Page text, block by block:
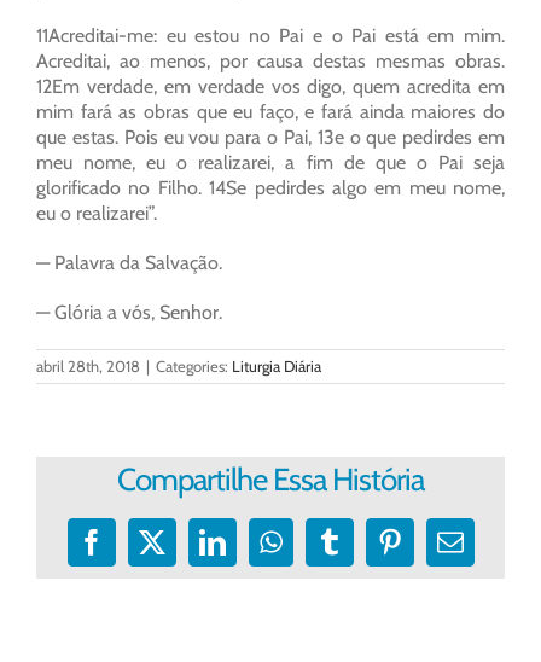
11Acreditai-me: eu estou no Pai e o Pai está em mim.
Acreditai, ao menos, por causa destas mesmas obras.
12Em verdade, em verdade vos digo, quem acredita em
mim fará as obras que eu faço, e fará ainda maiores do
que estas. Pois eu vou para o Pai, 13e o que pedirdes em
meu nome, eu o realizarei, a fim de que o Pai seja
glorificado no Filho. 14Se pedirdes algo em meu nome,
eu o realizarei”.
— Palavra da Salvação.
— Glória a vós, Senhor.
abril 28th, 2018 | Categories: Liturgia Diária
Compartilhe Essa História
Facebook
X LinkedInWhatsApp
TumblrPinterest
E-